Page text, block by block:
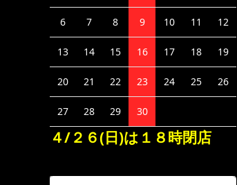
6 7 8 9 10 11 12
13 14 15 16 17 18 19
20 21 22 23 24 25 26
27 28 29 30
４/２６(日)は１８時閉店